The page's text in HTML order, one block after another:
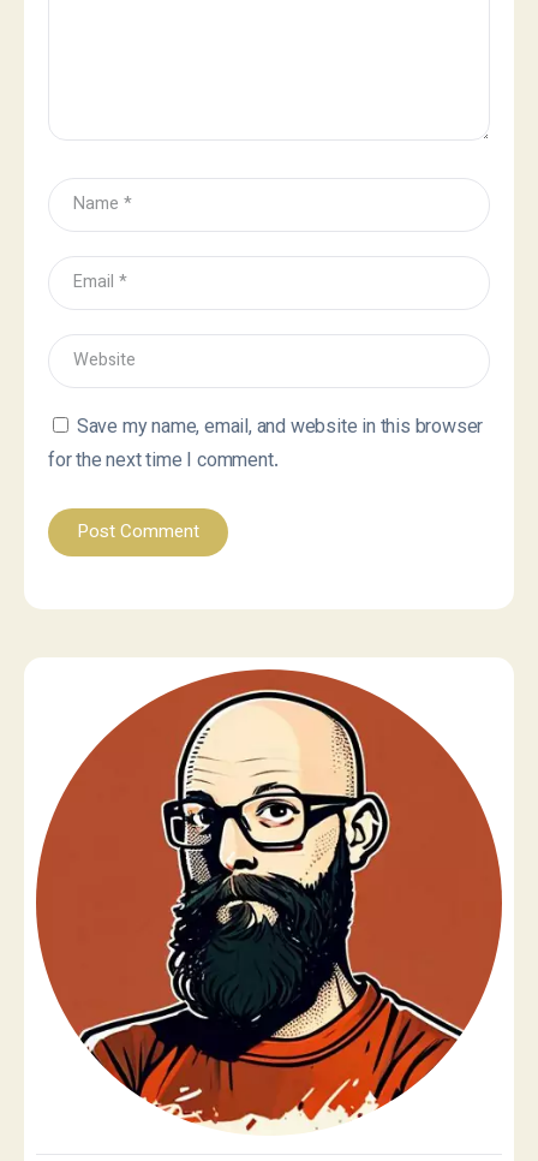
Save my name, email, and website in this browser
for the next time I comment.